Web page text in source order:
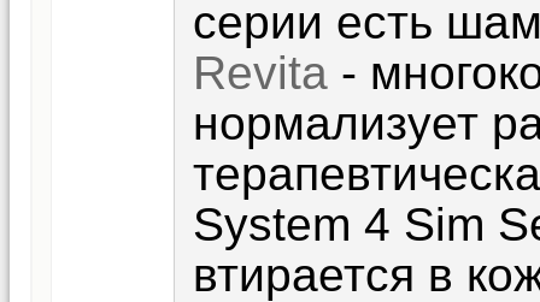
серии есть
Revita -
нормализует
System 4 Sim
втирается в